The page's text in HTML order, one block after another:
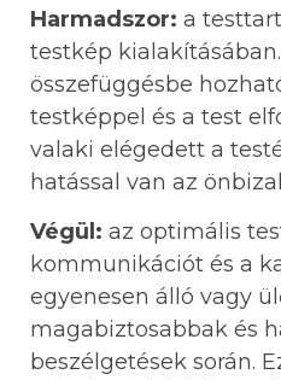
Harmadszor: a
testkép
összefüggésbe
testképpel és a test
valaki elégedett a
hatással van az
Végül: az optimális
kommunikációt és a
egyenesen álló vagy
magabiztosabbak és
beszélgetések során.